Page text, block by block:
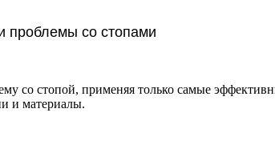
проблемы со стопами
стопой, применяя только самые
и материалы.